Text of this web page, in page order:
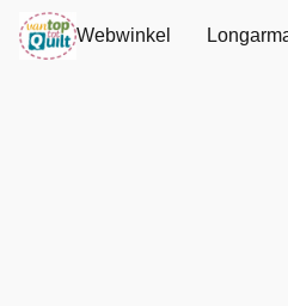
Webwinkel